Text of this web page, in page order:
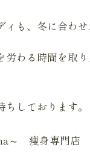
ィも、冬に合わ
労わる時間を取
しております。
～ 痩身専門店